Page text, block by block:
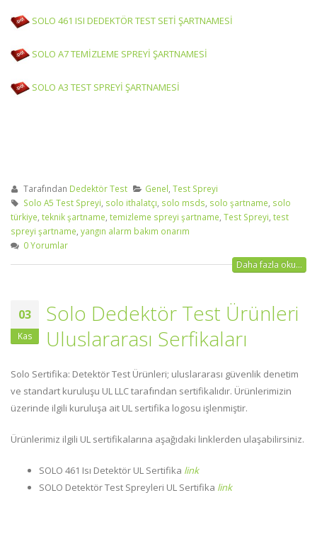
SOLO 461 ISI DEDEKTÖR TEST SETİ ŞARTNAMESİ
SOLO A7 TEMİZLEME SPREYİ ŞARTNAMESİ
SOLO A3 TEST SPREYİ ŞARTNAMESİ
Tarafından Dedektör Test Genel,Test Spreyi
Solo A5 Test Spreyi, solo ithalatçı, solo msds, solo şartname, solo
türkiye, teknik şartname, temizleme spreyi şartname, Test Spreyi, test
spreyi şartname, yangın alarm bakım onarım
0 Yorumlar
Daha fazla oku...
03
Kas
Solo Dedektör Test Ürünleri
Uluslararası Serfikaları
Solo Sertifika: Detektör Test Ürünleri; uluslararası güvenlik denetim
ve standart kuruluşu UL LLC tarafından sertifikalıdır. Ürünlerimizin
üzerinde ilgili kuruluşa ait UL sertifika logosu işlenmiştir.
Ürünlerimiz ilgili UL sertifikalarına aşağıdaki linklerden ulaşabilirsiniz.
SOLO 461 Isı Detektör UL Sertifika link
SOLO Detektör Test Spreyleri UL Sertifika link